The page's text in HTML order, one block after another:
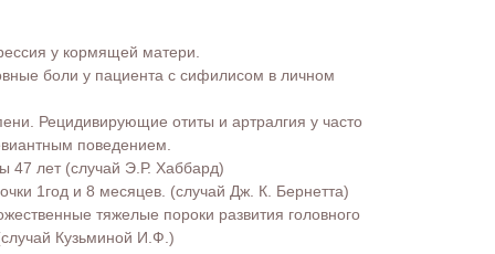
у кормящей матери.
боли у пациента с сифилисом в личном
Рецидивирующие отиты и артралгия у часто
поведением.
47 лет (случай Э.Р. Хаббард)
1год и 8 месяцев. (случай Дж. К. Бернетта)
тяжелые пороки развития головного
Кузьминой И.Ф.)